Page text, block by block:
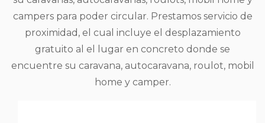
campers para poder circular. Prestamos servicio de
proximidad, el cual incluye el desplazamiento
gratuito al el lugar en concreto donde se
encuentre su caravana, autocaravana, roulot, mobil
home y camper.